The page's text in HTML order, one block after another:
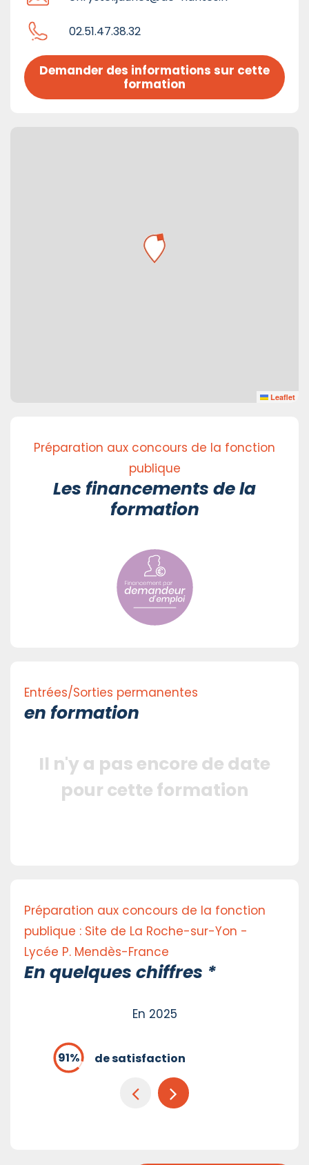
02.51.47.38.32
Demander des informations sur cette
formation
Leaflet
Préparation aux concours de la fonction
publique
Les financements de la
formation
Entrées/Sorties permanentes
en formation
Il n'y a pas encore de date
pour cette formation
Préparation aux concours de la fonction
publique : Site de La Roche-sur-Yon -
Lycée P. Mendès-France
En quelques chiffres *
En 2025
de satisfaction